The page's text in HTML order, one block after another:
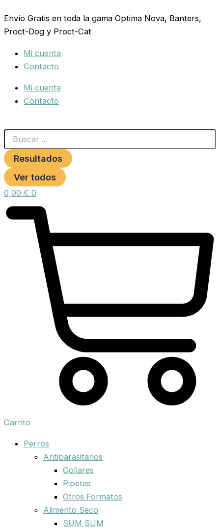
al
contenido
Envío Gratis en toda la gama Optima Nova, Banters,
Proct-Dog y Proct-Cat
Mi cuenta
Contacto
Mi cuenta
Contacto
...
Resultados
Ver todos
0,00 € 0
Carrito
Perros
Antiparasitarios
Collares
Pipetas
Otros Formatos
Alimento Seco
SUM SUM
CON
LLAVE
cantidad